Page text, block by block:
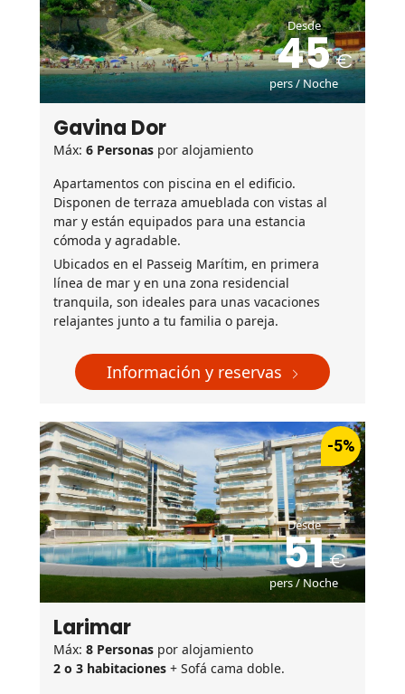
Desde
45
pers / Noche
Gavina Dor
Máx: 6 Personas por alojamiento
Apartamentos con piscina en el edificio.
Disponen de terraza amueblada con vistas al
mar y están equipados para una estancia
cómoda y agradable.
Ubicados en el Passeig Marítim, en primera
línea de mar y en una zona residencial
tranquila, son ideales para unas vacaciones
relajantes junto a tu familia o pareja.
Información y reservas
-5%
Desde
51
pers / Noche
Larimar
Máx: 8 Personas por alojamiento
2 o 3 habitaciones + Sofá cama doble.